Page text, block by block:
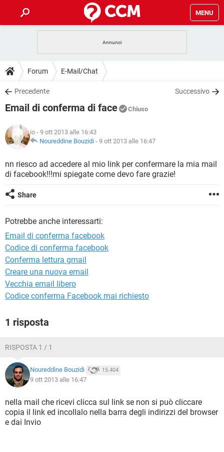
MENU
INTRATTENIMENTO
iOS
INSTAGRAM WHATSAPP
TIKTOK
HARDWARE
GUIDE
COVID-19
INSTAGRAM
HARDWARE
DOWNLOAD
COVID-19 GAMING
INTRATTENIMENTO
iOS WINDOWS 10
INSTAGRAM WHATSAPP
TIKTOK FACEBOOK
HARDWARE
COVID-19
iOS WINDOWS 10
HARDWARE
GLOSSARIO
COVID-19
INTRATTENIMENTO ANDROID
iOS
HARDWARE
Forum E-Mail/Chat
Precedente Successivo
Email di conferma di face Chiuso
io - 9 ott 2013 alle 16:43
Noureddine Bouzidi - 9 ott 2013 alle 16:47
nn riesco ad accedere al mio link per confermare la mia mail
di facebook!!!mi spiegate come devo fare grazie!
Share
Potrebbe anche interessarti:
Email di conferma facebook
Codice di conferma facebook
Conferma lettura gmail
Creare una nuova email
Vecchia email libero
Codice conferma Facebook mai richiesto
1 risposta
RISPOSTA 1 / 1
Noureddine Bouzidi 15.404
9 ott 2013 alle 16:47
nella mail che ricevi clicca sul link se non si può cliccare
copia il link ed incollalo nella barra degli indirizzi del browser
e dai Invio